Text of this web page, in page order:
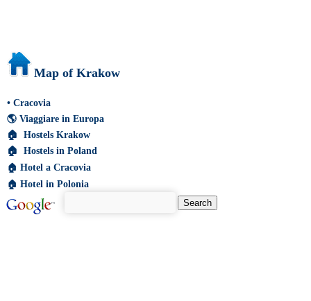
Map of Krakow
• Cracovia
🌎 Viaggiare in Europa
🏠
Hostels Krakow
🏠
Hostels in Poland
🏠 Hotel a Cracovia
🏠 Hotel in Polonia